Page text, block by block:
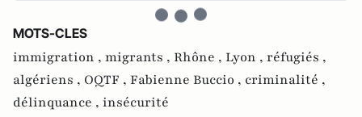
MOTS-CLES
immigration , migrants , Rhône , Lyon , réfugiés ,
algériens , OQTF , Fabienne Buccio , criminalité ,
délinquance , insécurité